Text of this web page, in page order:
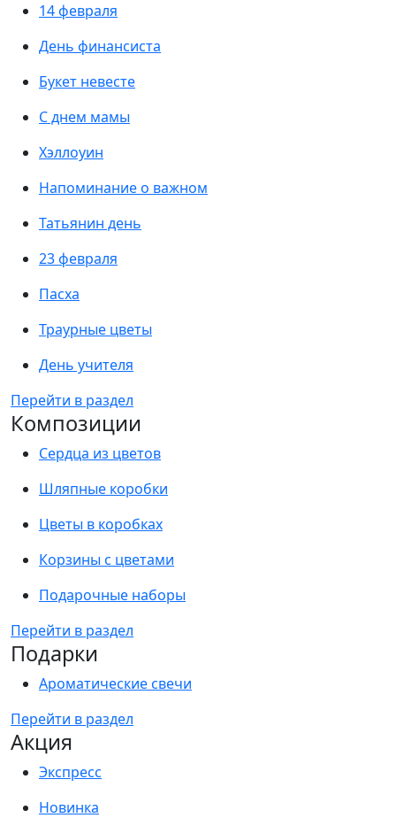
14 февраля
День финансиста
Букет невесте
С днем мамы
Хэллоуин
Напоминание о важном
Татьянин день
23 февраля
Пасха
Траурные цветы
День учителя
Перейти в раздел
Композиции
Сердца из цветов
Шляпные коробки
Цветы в коробках
Корзины с цветами
Подарочные наборы
Перейти в раздел
Подарки
Ароматические свечи
Перейти в раздел
Акция
Экспресс
Новинка